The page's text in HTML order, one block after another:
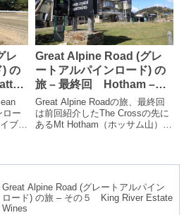
レ
) の
ロー
ブウ
Great Alpine Road (グレ
ートアルパインロード) の
旅 – 最終回 Hotham –
Bairnsdale
Great Alpine Roadの旅、最終回
は前回紹介したThe Crossの先に
あるMt Hotham（ホッサム山）か
Great Alpine Road (グレートアルパイン
ロード) の旅 – その５ King River Estate
Wines